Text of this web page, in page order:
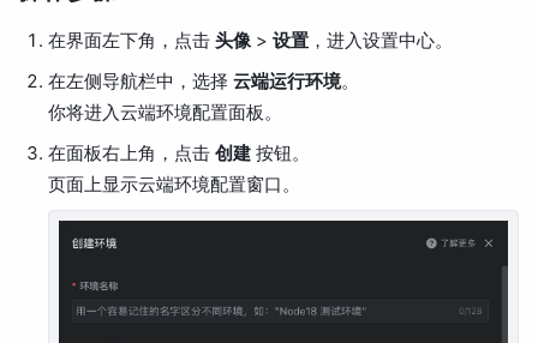
在界面左下角，点击 头像> 设置 ，进入设置中心。
在左侧导航栏中，选择 云端运行环境。
你将进入云端环境配置面板。
在面板右上角，点击 创建 按钮。
页面上显示云端环境配置窗口。